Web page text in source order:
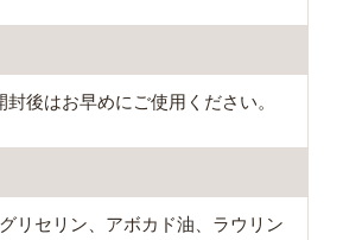
後はお早めにご使用ください。
リセリン、アボカド油、ラウリン